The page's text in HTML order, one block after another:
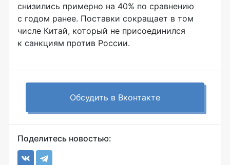
снизились примерно на 40% по сравнению
с годом ранее. Поставки сокращает в том
числе Китай, который не присоединился
к санкциям против России.
Обсудить в Вконтакте
Поделитесь новостью: